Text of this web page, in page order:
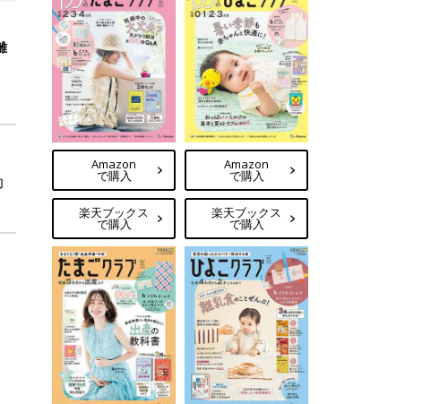
Amazon
で購入
楽天ブックス
で購入
Amazon
で購入
楽天ブックス
で購入